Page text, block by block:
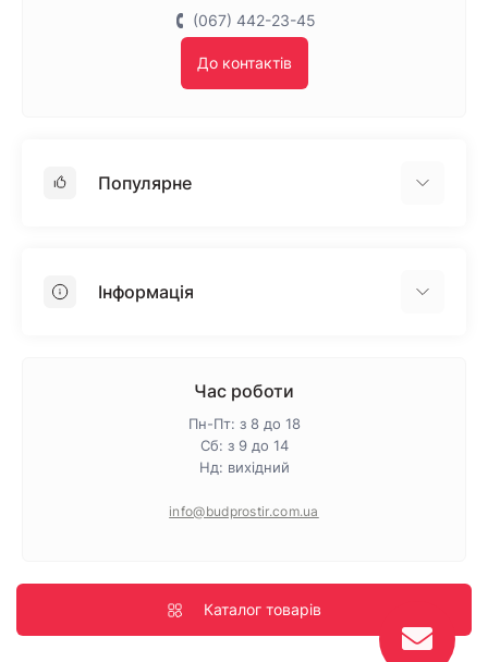
(067) 442-23-45
До контактів
Популярне
ПінопластІнформація
Гарантія та повернення
Політика конфіденційності
Час роботи
Пн-Пт: з 8 до 18
Сб: з 9 до 14
Нд: вихідний
info@budprostir.com.ua
Каталог товарів